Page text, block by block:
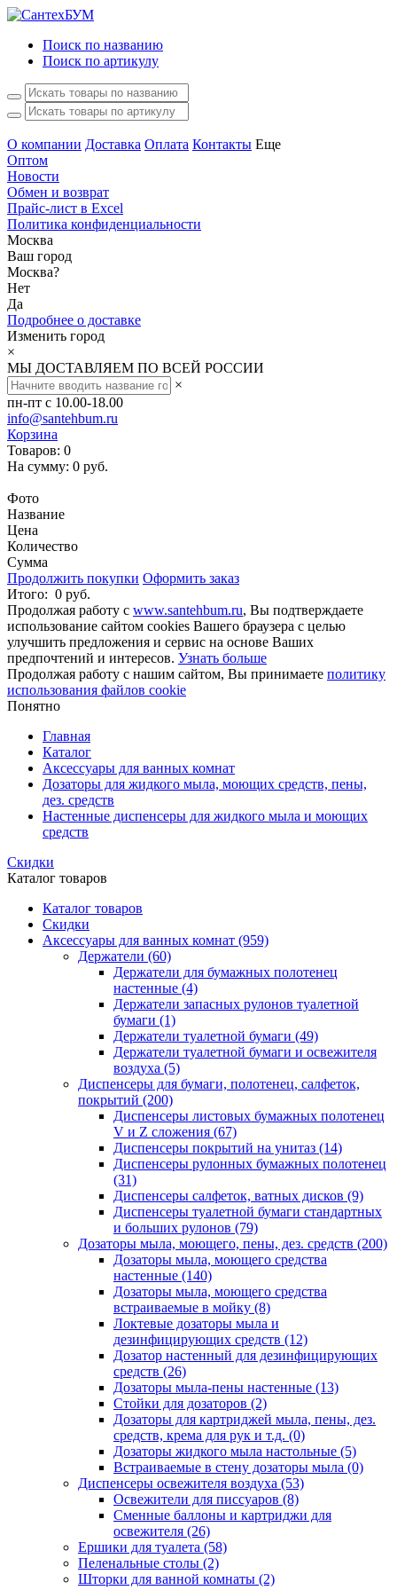
Поиск по названию
Поиск по артикулу
О компании Доставка Оплата Контакты Еще
Оптом
Новости
Обмен и возврат
Прайс-лист в Excel
Политика конфиденциальности
Москва
Ваш город
Москва?
Нет
Да
Подробнее о доставке
Изменить город
×
МЫ ДОСТАВЛЯЕМ ПО ВСЕЙ РОССИИ
×
пн-пт с 10.00-18.00
info@santehbum.ru
Корзина
Товаров: 0
На сумму: 0 руб.
Фото
Название
Цена
Количество
Сумма
Продолжить покупки Оформить заказ
Итого: 0 руб.
Продолжая работу с www.santehbum.ru, Вы подтверждаете
использование сайтом cookies Вашего браузера с целью
улучшить предложения и сервис на основе Ваших
предпочтений и интересов. Узнать больше
Продолжая работу с нашим сайтом, Вы принимаете политику
использования файлов cookie
Понятно
Главная
Каталог
Аксессуары для ванных комнат
Дозаторы для жидкого мыла, моющих средств, пены,
дез. средств
Настенные диспенсеры для жидкого мыла и моющих
средств
Скидки
Каталог товаров
Каталог товаров
Скидки
Аксессуары для ванных комнат (959)
Держатели (60)
Держатели для бумажных полотенец
настенные (4)
Держатели запасных рулонов туалетной
бумаги (1)
Держатели туалетной бумаги (49)
Держатели туалетной бумаги и освежителя
воздуха (5)
Диспенсеры для бумаги, полотенец, салфеток,
покрытий (200)
Диспенсеры листовых бумажных полотенец
V и Z сложения (67)
Диспенсеры покрытий на унитаз (14)
Диспенсеры рулонных бумажных полотенец
(31)
Диспенсеры салфеток, ватных дисков (9)
Диспенсеры туалетной бумаги стандартных
и больших рулонов (79)
Дозаторы мыла, моющего, пены, дез. средств (200)
Дозаторы мыла, моющего средства
настенные (140)
Дозаторы мыла, моющего средства
встраиваемые в мойку (8)
Локтевые дозаторы мыла и
дезинфицирующих средств (12)
Дозатор настенный для дезинфицирующих
средств (26)
Дозаторы мыла-пены настенные (13)
Стойки для дозаторов (2)
Дозаторы для картриджей мыла, пены, дез.
средств, крема для рук и т.д. (0)
Дозаторы жидкого мыла настольные (5)
Встраиваемые в стену дозаторы мыла (0)
Диспенсеры освежителя воздуха (53)
Освежители для писсуаров (8)
Сменные баллоны и картриджи для
освежителя (26)
Ершики для туалета (58)
Пеленальные столы (2)
Шторки для ванной комнаты (2)